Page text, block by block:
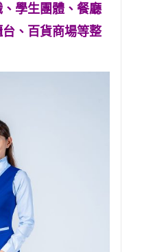
學生團體、餐廳
、百貨商場等整